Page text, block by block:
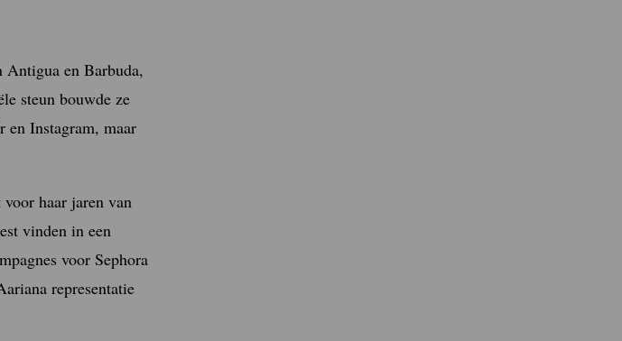
Antigua en Barbuda,
steun bouwde ze
en Instagram, maar
haar jaren van
vinden in een
voor Sephora
representatie